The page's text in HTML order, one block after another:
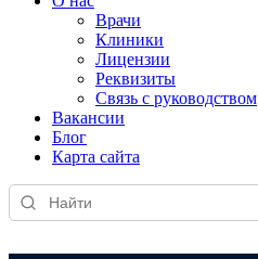
Врачи
Клиники
Лицензии
Реквизиты
Связь с руководством
Вакансии
Блог
Карта сайта